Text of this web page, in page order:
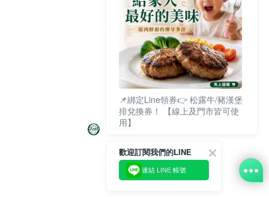
📌綁定Line領券👉 松露牛/豬漢堡
排兌換券！ 【線上及門市皆可使
用】
歡迎訂閱我們的LINE
連結 LINE 帳號